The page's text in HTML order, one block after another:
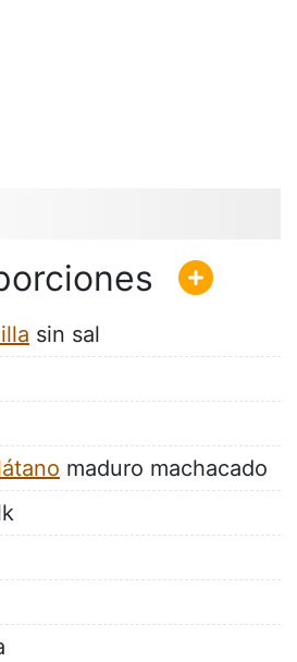
sin sal
maduro machacado